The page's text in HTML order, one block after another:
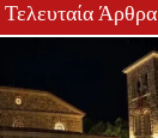
Τελευταία Άρθρα